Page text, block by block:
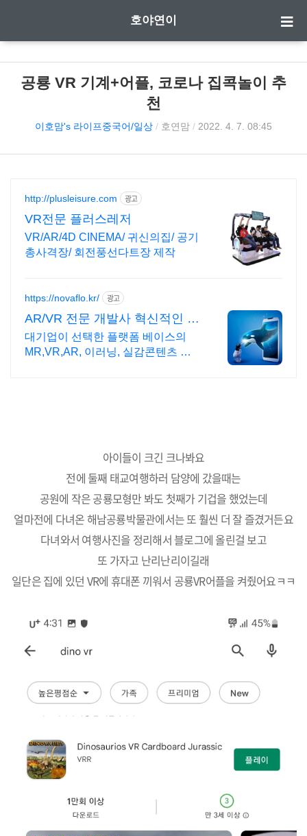
호야연이
공룡 VR 기계+어플, 코로나 집콕놀이 추
천
이호맘's 라이프중국어/일상 / 호연맘 / 2022. 4. 7. 08:45
http://plusleisure.com 광고
VR전문 플러스레저
VR/AR/4D CINEMA/ 귀신의집/ 공기
총사격장/ 회전풍선다트장 제작
https://novaflo.kr/ 광고
AR/VR 전문 개발사 혁신적인 콘
텐츠 기획/개발
대기업이 선택한 플랫폼 베이스의
MR,VR,AR, 이러닝, 실감콘텐츠 전
아이들이 크긴 크나봐요
전에 둘째 태교여행하러 담양에 갔을때는
공원에 작은 공룡모형만 봐도 첫째가 기겁을 했었는데
얼마전에 다녀온 해남공룡박물관에서는 또 훨씬 더 잘 즐겼거든요
다녀와서 여행사진을 정리해서 블로그에 올린걸 보고
또 가자고 난리난리이길래
일단은 집에 있던 VR에 휴대폰 끼워서 공룡VR어플을 켜줬어요ㅋㅋ